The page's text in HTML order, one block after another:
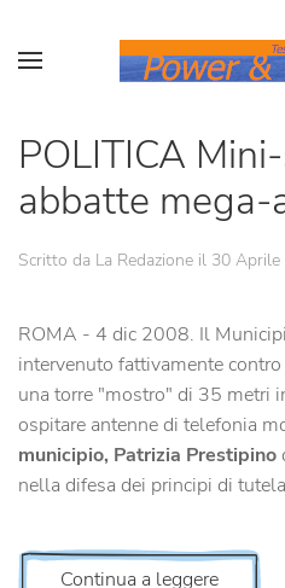
POLITICA
abbatte mega-
Scritto da La Redazione il 30 Aprile
ROMA - 4 dic 2008. Il
intervenuto fattivamente
una torre "mostro" di 35 metri
ospitare antenne di telefonia
municipio, Patrizia Prestipino
nella difesa dei principi di
Continua a leggere